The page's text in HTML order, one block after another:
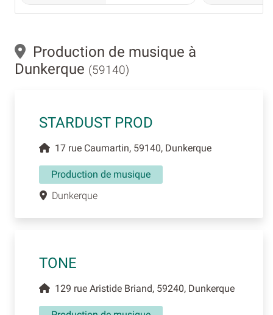
Production de musique à
Dunkerque (59140)
STARDUST PROD
17 rue Caumartin, 59140, Dunkerque
Production de musique
Dunkerque
TONE
129 rue Aristide Briand, 59240, Dunkerque